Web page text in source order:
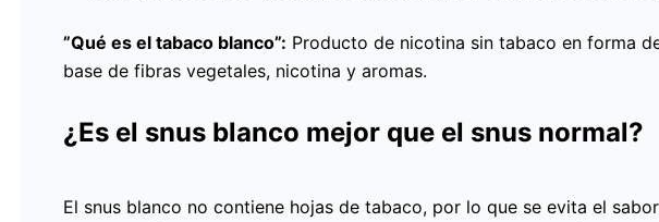
”Qué es el tabaco blanco”: Producto de nicotina sin tabaco en forma
base de fibras vegetales, nicotina y aromas.
¿Es el snus blanco mejor que el snus normal?
El snus blanco no contiene hojas de tabaco, por lo que se evita el